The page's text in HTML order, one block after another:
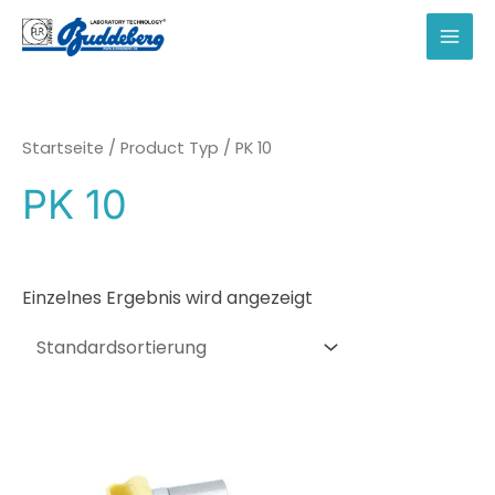
Zum
Inhalt
springen
Startseite / Product Typ / PK 10
PK 10
Einzelnes Ergebnis wird angezeigt